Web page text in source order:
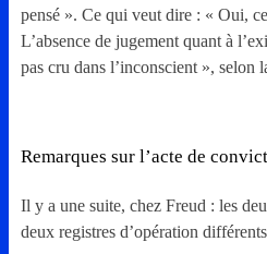
pensé ». Ce qui veut dire : « Oui,
L’absence de jugement quant à
pas cru dans l’inconscient », selon
Remarques sur l’acte de
Il y a une suite, chez Freud : les
deux registres d’opération